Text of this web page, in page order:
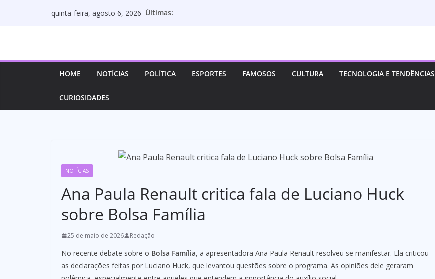
quinta-feira, agosto 6, 2026 Últimas:
HOME NOTÍCIAS POLÍTICA ESPORTES FAMOSOS CULTURA TECNOLOGIA E TENDÊNCIAS
CURIOSIDADES
NOTÍCIAS
Ana Paula Renault critica fala de Luciano Huck
sobre Bolsa Família
25 de maio de 2026 Redação
No recente debate sobre o Bolsa Família, a apresentadora Ana Paula Renault resolveu se manifestar. Ela criticou
as declarações feitas por Luciano Huck, que levantou questões sobre o programa. As opiniões dele geraram